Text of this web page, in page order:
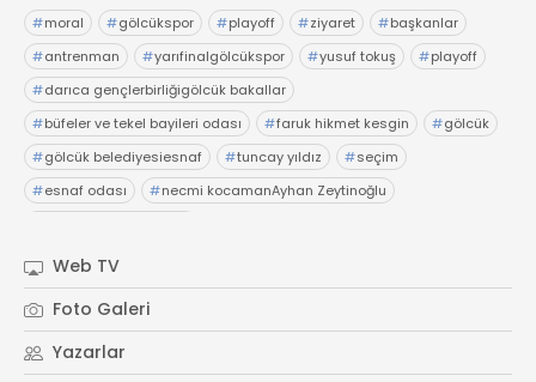
#moral #gölcükspor #playoff #ziyaret #başkanlar
#antrenman #yarıfinalgölcükspor #yusuf tokuş #playoff
#darıca gençlerbirliğigölcük bakallar
#büfeler ve tekel bayileri odası #faruk hikmet kesgin #gölcük
#gölcük belediyesiesnaf #tuncay yıldız #seçim
#esnaf odası #necmi kocamanAyhan Zeytinoğlu
Web TV
Foto Galeri
Yazarlar